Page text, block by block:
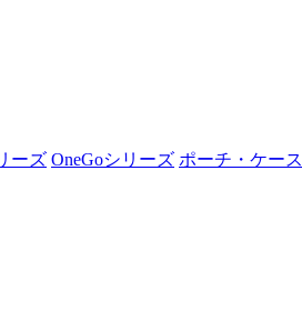
ーズ OneGoシリーズ ポーチ・ケース